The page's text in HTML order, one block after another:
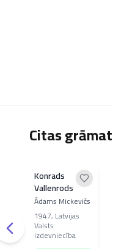
Citas
Konrads
Vallenrods
Ādams Mickevičs
1947, Latvijas
Valsts
izdevniecība